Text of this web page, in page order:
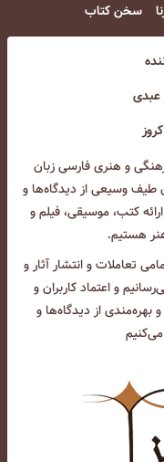
سخن کتاب
عبدی
و هنری فارسی زبان
وسیعی از دیدگاه‌ها و
کتب، موسیقی، فیلم و
هستیم.
تعاملات و انتشار آثار و
و اعتماد کاربران و
از دیدگاه‌ها و